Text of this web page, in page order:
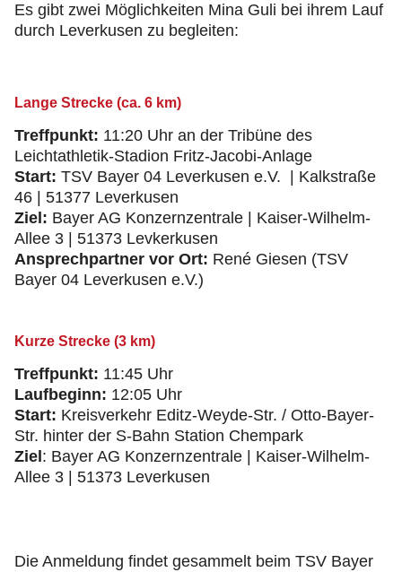
Es gibt zwei Möglichkeiten Mina Guli bei ihrem Lauf
durch Leverkusen zu begleiten:
Lange Strecke (ca. 6 km)
Treffpunkt: 11:20 Uhr an der Tribüne des
Leichtathletik-Stadion Fritz-Jacobi-Anlage
Start: TSV Bayer 04 Leverkusen e.V. | Kalkstraße
46 | 51377 Leverkusen
Ziel: Bayer AG Konzernzentrale | Kaiser-Wilhelm-
Allee 3 | 51373 Levkerkusen
Ansprechpartner vor Ort: René Giesen (TSV
Bayer 04 Leverkusen e.V.)
Kurze Strecke (3 km)
Treffpunkt: 11:45 Uhr
Laufbeginn: 12:05 Uhr
Start: Kreisverkehr Editz-Weyde-Str. / Otto-Bayer-
Str. hinter der S-Bahn Station Chempark
Ziel : Bayer AG Konzernzentrale | Kaiser-Wilhelm-
Allee 3 | 51373 Leverkusen
Die Anmeldung findet gesammelt beim TSV Bayer